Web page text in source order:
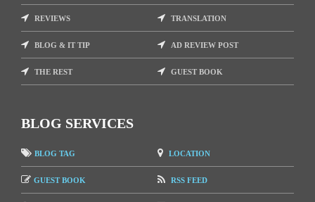
REVIEWS TRANSLATION
BLOG & IT TIP AD REVIEW POST
THE REST GUEST BOOK
BLOG SERVICES
BLOG TAG LOCATION
GUEST BOOK RSS FEED